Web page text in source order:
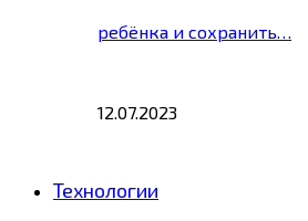
ребёнка и сохранить…
12.07.2023
Технологии